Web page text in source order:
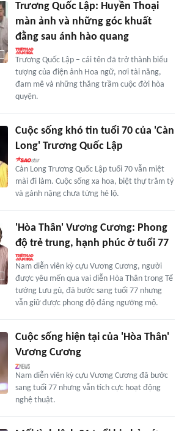
Trương Quốc Lập: Huyền Thoại
màn ảnh và những góc khuất
đằng sau ánh hào quang
Trương Quốc Lập – cái tên đã trở thành biểu
tượng của điện ảnh Hoa ngữ, nơi tài năng,
đam mê và những thăng trầm cuộc đời hòa
quyện.
Cuộc sống khó tin tuổi 70 của 'Càn
Long' Trương Quốc Lập
Càn Long Trương Quốc Lập tuổi 70 vẫn miệt
mài đi làm. Cuộc sống xa hoa, biệt thự trăm tỷ
và gánh nặng chưa từng hé lộ.
'Hòa Thân' Vương Cương: Phong
độ trẻ trung, hạnh phúc ở tuổi 77
Nam diễn viên kỳ cựu Vương Cương, người
được yêu mến qua vai diễn Hòa Thân trong Tể
tướng Lưu gù, đã bước sang tuổi 77 nhưng
vẫn giữ được phong độ đáng ngưỡng mộ.
Cuộc sống hiện tại của 'Hòa Thân'
Vương Cương
Nam diễn viên kỳ cựu Vương Cương đã bước
sang tuổi 77 nhưng vẫn tích cực hoạt động
nghệ thuật.